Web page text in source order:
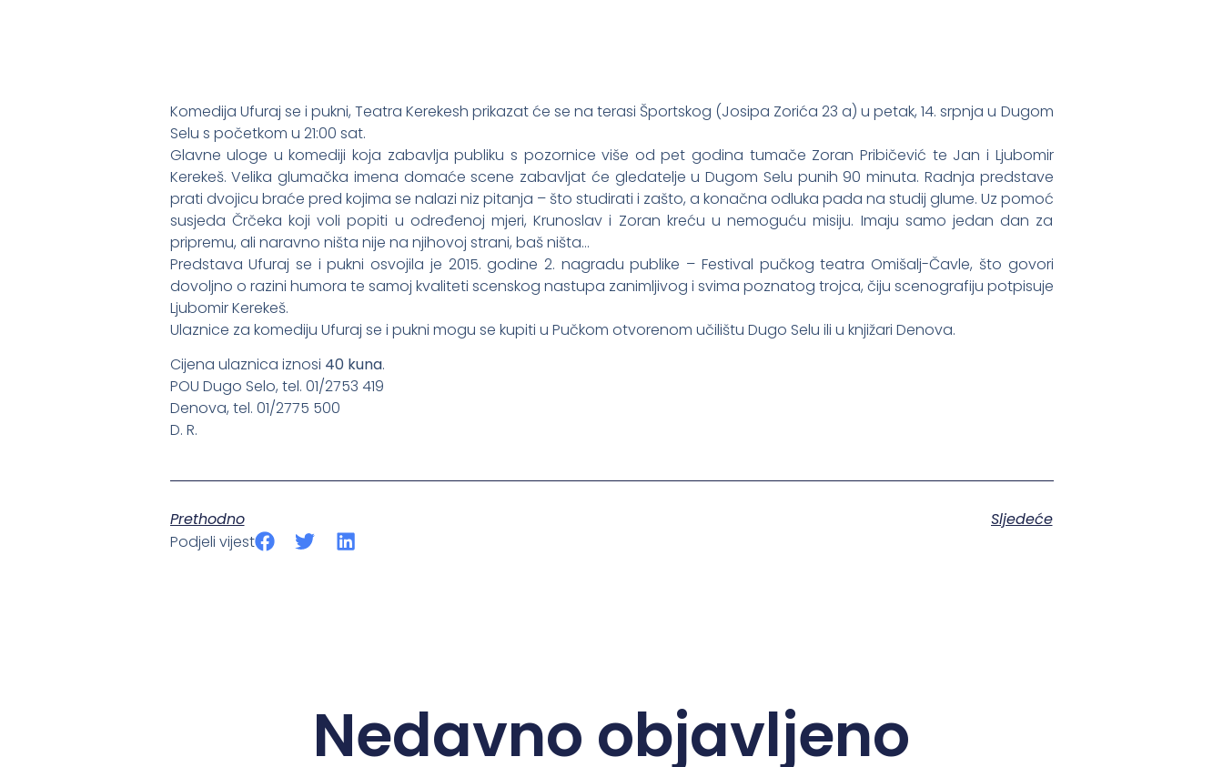
Komedija Ufuraj se i pukni, Teatra Kerekesh prikazat će se na terasi Športskog (Josipa Zorića 23 a) u petak, 14. srpnja u Dugom
Selu s početkom u 21:00 sat.
Glavne uloge u komediji koja zabavlja publiku s pozornice više od pet godina tumače Zoran Pribičević te Jan i Ljubomir
Kerekeš. Velika glumačka imena domaće scene zabavljat će gledatelje u Dugom Selu punih 90 minuta. Radnja predstave
prati dvojicu braće pred kojima se nalazi niz pitanja – što studirati i zašto, a konačna odluka pada na studij glume. Uz pomoć
susjeda Črčeka koji voli popiti u određenoj mjeri, Krunoslav i Zoran kreću u nemoguću misiju. Imaju samo jedan dan za
pripremu, ali naravno ništa nije na njihovoj strani, baš ništa…
Predstava Ufuraj se i pukni osvojila je 2015. godine 2. nagradu publike – Festival pučkog teatra Omišalj-Čavle, što govori
dovoljno o razini humora te samoj kvaliteti scenskog nastupa zanimljivog i svima poznatog trojca, čiju scenografiju potpisuje
Ljubomir Kerekeš.
Ulaznice za komediju Ufuraj se i pukni mogu se kupiti u Pučkom otvorenom učilištu Dugo Selu ili u knjižari Denova.
Cijena ulaznica iznosi 40 kuna.
POU Dugo Selo, tel. 01/2753 419
Denova, tel. 01/2775 500
D. R.
Prethodno
Sljedeće
Podjeli vijest
Nedavno objavljeno